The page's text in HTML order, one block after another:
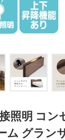
照明 コン
ム グラン